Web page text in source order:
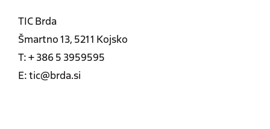
TIC Brda
Šmartno 13, 5211 Kojsko
T: + 386 5 3959595
E: tic@brda.si